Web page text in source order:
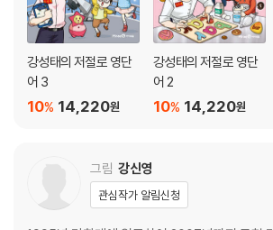
또박또박 따라 쓰기·쏙쏙 찾아 쓰기
저절로 어원 맵
CHAPTER 6. port 물건을 운반하는 곳 116
공신의 족집게 정리
찾아라! 다른 그림 찾기
정답 138
강성태의 저절로 영단
어 3
14,220원
10%
강성태의 저절로 영단
어 2
14,220원
10%
그림 강신영
관심작가 알림신청